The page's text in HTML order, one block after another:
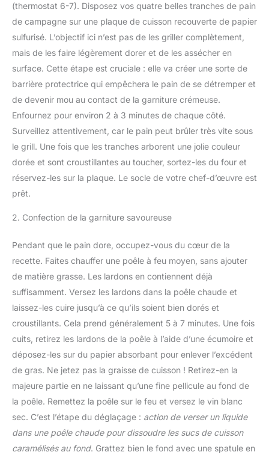
(thermostat 6-7). Disposez vos quatre belles tranches de pain
de campagne sur une plaque de cuisson recouverte de papier
sulfurisé. L’objectif ici n’est pas de les griller complètement,
mais de les faire légèrement dorer et de les assécher en
surface. Cette étape est cruciale : elle va créer une sorte de
barrière protectrice qui empêchera le pain de se détremper et
de devenir mou au contact de la garniture crémeuse.
Enfournez pour environ 2 à 3 minutes de chaque côté.
Surveillez attentivement, car le pain peut brûler très vite sous
le grill. Une fois que les tranches arborent une jolie couleur
dorée et sont croustillantes au toucher, sortez-les du four et
réservez-les sur la plaque. Le socle de votre chef-d’œuvre est
prêt.
2. Confection de la garniture savoureuse
Pendant que le pain dore, occupez-vous du cœur de la
recette. Faites chauffer une poêle à feu moyen, sans ajouter
de matière grasse. Les lardons en contiennent déjà
suffisamment. Versez les lardons dans la poêle chaude et
laissez-les cuire jusqu’à ce qu’ils soient bien dorés et
croustillants. Cela prend généralement 5 à 7 minutes. Une fois
cuits, retirez les lardons de la poêle à l’aide d’une écumoire et
déposez-les sur du papier absorbant pour enlever l’excédent
de gras. Ne jetez pas la graisse de cuisson ! Retirez-en la
majeure partie en ne laissant qu’une fine pellicule au fond de
la poêle. Remettez la poêle sur le feu et versez le vin blanc
sec. C’est l’étape du déglaçage : action de verser un liquide
dans une poêle chaude pour dissoudre les sucs de cuisson
caramélisés au fond. Grattez bien le fond avec une spatule en